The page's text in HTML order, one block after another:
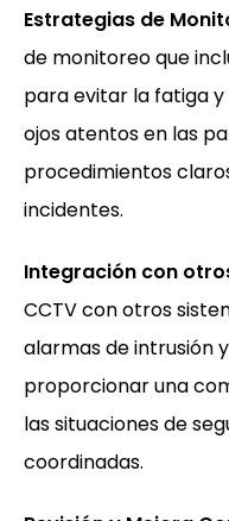
Estrategias de
de monitoreo que
para evitar la fatiga
ojos atentos en las
procedimientos
incidentes.
Integración con
CCTV con otros
alarmas de intrusión
proporcionar una
las situaciones de
coordinadas.